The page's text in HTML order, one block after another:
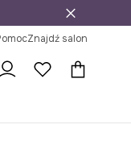
Znajdź salon